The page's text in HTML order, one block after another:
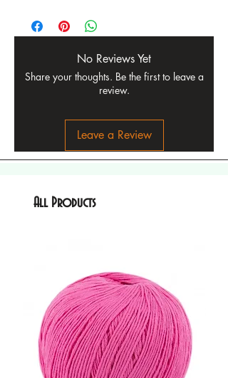
No Reviews Yet
Share your thoughts. Be the first to leave a
review.
Leave a Review
All Products